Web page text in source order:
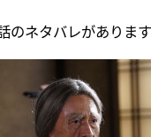
のネタバレがあります